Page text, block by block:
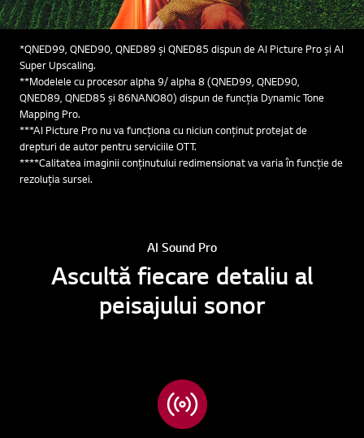
*QNED99, QNED90, QNED89 și QNED85 dispun de AI Picture Pro și AI
Super Upscaling.
**Modelele cu procesor alpha 9/ alpha 8 (QNED99, QNED90,
QNED89, QNED85 și 86NANO80) dispun de funcția Dynamic Tone
Mapping Pro.
***AI Picture Pro nu va funcționa cu niciun conținut protejat de
drepturi de autor pentru serviciile OTT.
****Calitatea imaginii conținutului redimensionat va varia în funcție de
rezoluția sursei.
AI Sound Pro
Ascultă fiecare detaliu al
peisajului sonor